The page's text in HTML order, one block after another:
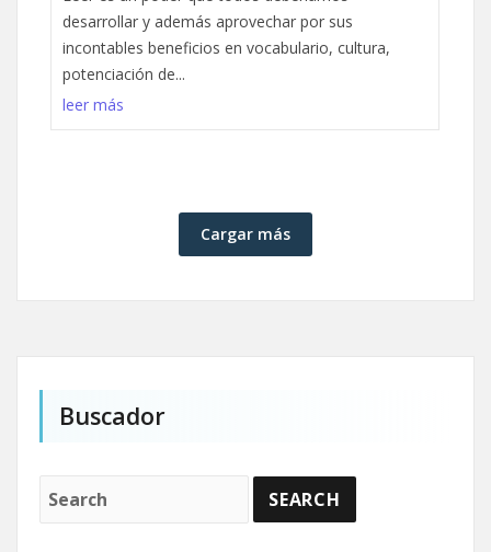
desarrollar y además aprovechar por sus
incontables beneficios en vocabulario, cultura,
potenciación de...
leer más
Cargar más
Buscador